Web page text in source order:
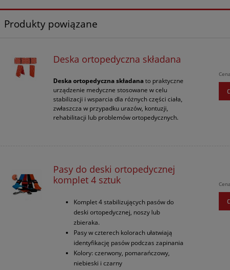
Produkty powiązane
Deska ortopedyczna składana
Deska ortopedyczna składanato praktyczne
urządzenie medyczne stosowane w celu
stabilizacji i wsparcia dla różnych części ciała,
zwłaszcza w przypadku urazów, kontuzji,
rehabilitacji lub problemów ortopedycznych.
Pasy do deski ortopedycznej
komplet 4 sztuk
Komplet 4 stabilizujących pasów do
deski ortopedycznej, noszy lub
zbieraka.
Pasy w czterech kolorach ułatwiają
identyfikację pasów podczas zapinania
Kolory: czerwony, pomarańczowy,
niebieski i czarny